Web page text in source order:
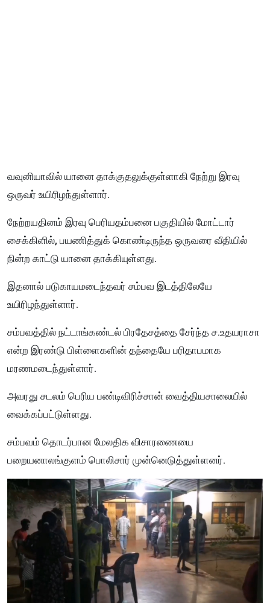
வவுனியாவில் யானை தாக்குதலுக்குள்ளாகி நேற்று இரவு
ஒருவர் உயிரிழந்துள்ளார்.
நேற்றயதினம் இரவு பெரியதம்பனை பகுதியில் மோட்டார்
சைக்கிளில், பயணித்துக் கொண்டிருந்த ஒருவரை வீதியில்
நின்ற காட்டு யானை தாக்கியுள்ளது.
இதனால் படுகாயமடைந்தவர் சம்பவ இடத்திலேயே
உயிரிழந்துள்ளார்.
சம்பவத்தில் நட்டாங்கண்டல் பிரதேசத்தை சேர்ந்த ச.உதயராசா
என்ற இரண்டு பிள்ளைகளின் தந்தையே பரிதாபமாக
மரணமடைந்துள்ளார்.
அவரது சடலம் பெரிய பண்டிவிரிச்சான் வைத்தியசாலையில்
வைக்கப்பட்டுள்ளது.
சம்பவம் தொடர்பான மேலதிக விசாரணையை
பறையனாலங்குளம் பொலிசார் முன்னெடுத்துள்ளனர்.